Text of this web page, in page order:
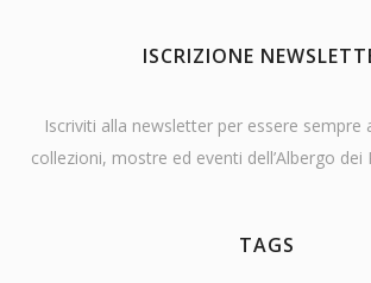
ISCRIZIONE
Iscriviti alla newsletter per essere sempre
collezioni, mostre ed eventi dell’Albergo dei
TAGS